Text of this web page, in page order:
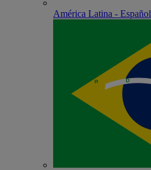
América Latina - Español